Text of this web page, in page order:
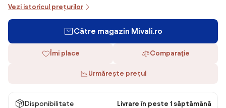
Vezi istoricul prețurilor
Către magazin Mivali.ro
Îmi place Comparaţie
Urmărește prețul
Disponibilitate Livrare în peste 1 săptămână